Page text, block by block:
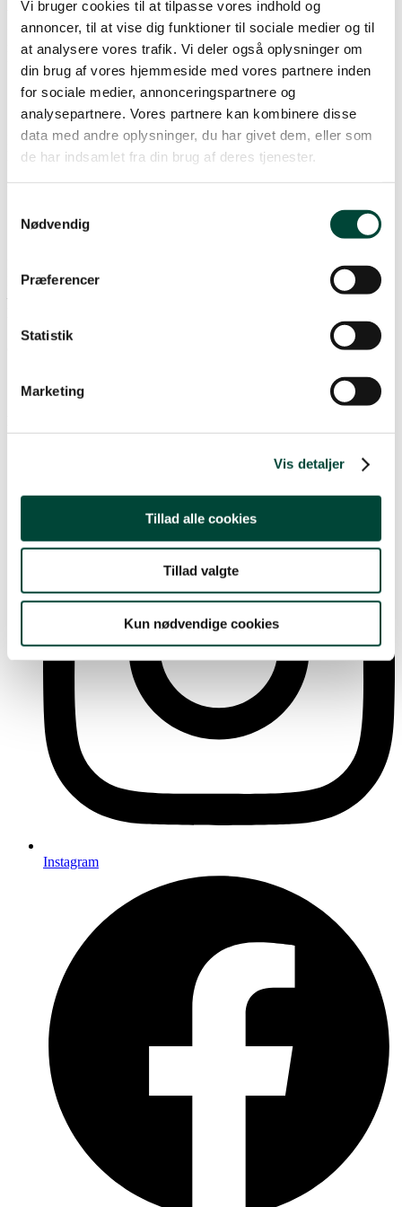
Vi bruger cookies til at tilpasse vores indhold og
annoncer, til at vise dig funktioner til sociale medier og til
at analysere vores trafik. Vi deler også oplysninger om
din brug af vores hjemmeside med vores partnere inden
for sociale medier, annonceringspartnere og
analysepartnere. Vores partnere kan kombinere disse
data med andre oplysninger, du har givet dem, eller som
de har indsamlet fra din brug af deres tjenester.
Nødvendig
Præferencer
Statistik
Marketing
Vis detaljer
Tillad alle cookies
Tillad valgte
Kun nødvendige cookies
Vi skaber adgang til basale ydelser som uddannelse, vand og
forbedrede sanitetsforhold. Sammen med lokalsamfund- og
myndigheder bygger og rehabiliterer vi infrastruktur, der ikke blot
fungerer, men ejes og vedligeholdes lokalt.
2. resiliens og beredskab
Når kriser opstår, er det lokalsamfundet, der reagerer først. Dansk
Folkehjælp styrker den sociale infrastruktur gennem
forankret i en fælles træde‑til‑kultur.
3. hurtig humanitær respons
Dansk
Folkehjælp leverer hurtig, fleksibel og lokalt ledet humanitær støtte
– ofte inden for få dage – med fokus på kontanter, nødhjælp og
Instagram